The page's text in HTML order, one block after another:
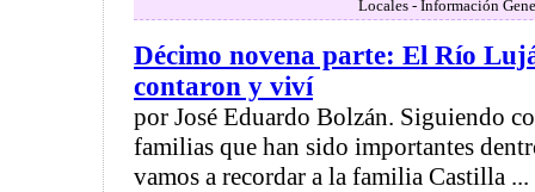
Locales - Información
Décimo novena parte: El Río
contaron y viví
por José Eduardo Bolzán. Siguiendo
familias que han sido importantes
vamos a recordar a la familia Castilla ...